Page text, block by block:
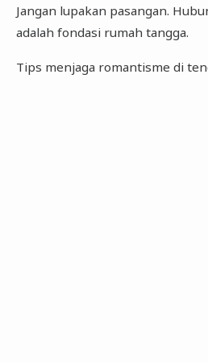
Jangan lupakan pasangan.
adalah fondasi rumah tangga.
Tips menjaga romantisme di